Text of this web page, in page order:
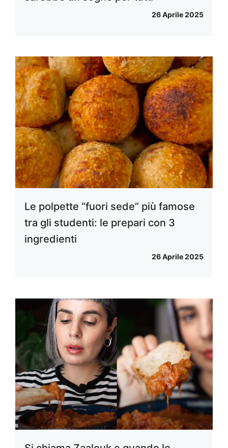
26 Aprile 2025
Le polpette “fuori sede” più famose
tra gli studenti: le prepari con 3
ingredienti
26 Aprile 2025